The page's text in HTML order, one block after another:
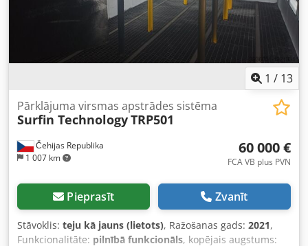
1 / 13
Čehijas Republika
1 007 km
Pārklājuma virsmas apstrādes sistēma
Surfin TechnologyTRP501
60 000 €
FCA VB plus PVN
Pieprasīt Zvanīt
Stāvoklis: teju kā jauns (lietots), Ražošanas gads: 2021,
Funkcionalitāte: pilnībā funkcionāls, kopējais augstums: